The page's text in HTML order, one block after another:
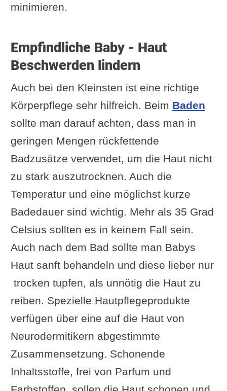
minimieren.
Empfindliche Baby - Haut
Beschwerden lindern
Auch bei den Kleinsten ist eine richtige
Körperpflege sehr hilfreich. Beim Baden
sollte man darauf achten, dass man in
geringen Mengen rückfettende
Badzusätze verwendet, um die Haut nicht
zu stark auszutrocknen. Auch die
Temperatur und eine möglichst kurze
Badedauer sind wichtig. Mehr als 35 Grad
Celsius sollten es in keinem Fall sein.
Auch nach dem Bad sollte man Babys
Haut sanft behandeln und diese lieber nur
trocken tupfen, als unnötig die Haut zu
reiben. Spezielle Hautpflegeprodukte
verfügen über eine auf die Haut von
Neurodermitikern abgestimmte
Zusammensetzung. Schonende
Inhaltsstoffe, frei von Parfum und